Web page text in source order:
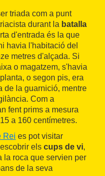
triada com a punt
durant la batalla
d'entrada és la que
havia l'habitació del
metres d'alçada. Si
o magatzem, s'havia
o segon pis, era
de la guarnició, mentre
Com a
fent prims a mesura
a 160 centímetres.
Rei es pot visitar
els cups de vi,
la roca que servien per
de la seva